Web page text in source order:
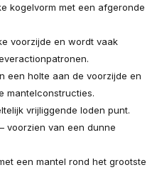
kogelvorm met een afgeronde
voorzijde en wordt vaak
een holte aan de voorzijde en
mantelconstructies.
vrijliggende loden punt.
– voorzien van een dunne
een mantel rond het grootste